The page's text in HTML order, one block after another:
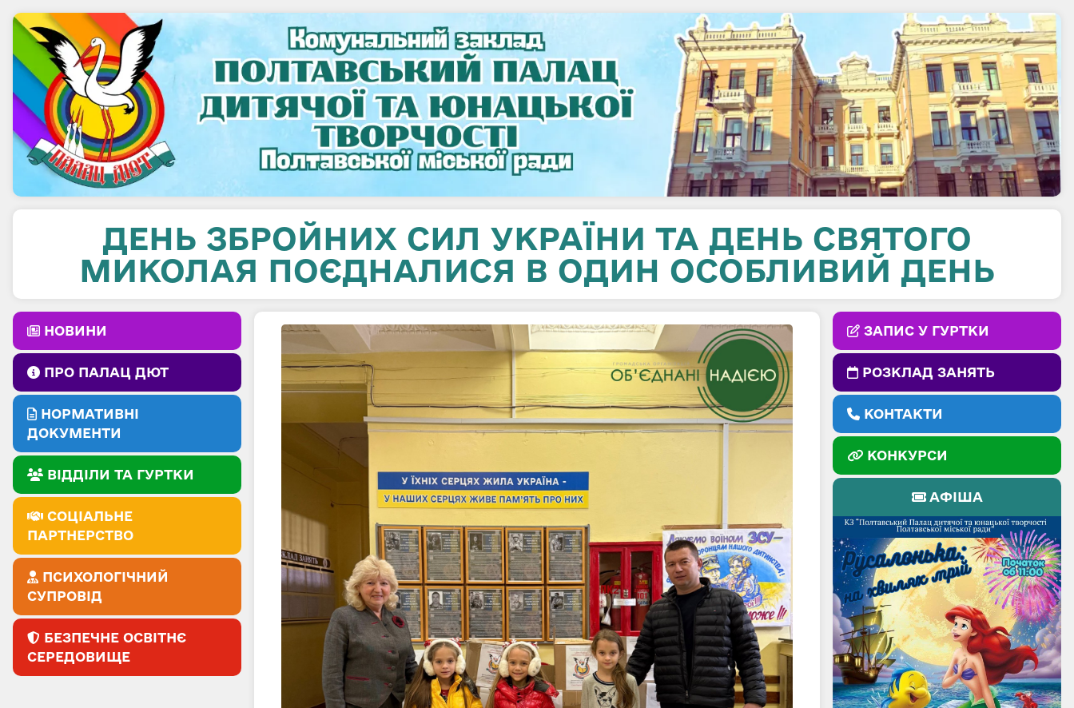
НОВИНИ
ПРО ПАЛАЦ ДЮТ
НОРМАТИВНІ
ДОКУМЕНТИ
ВІДДІЛИ ТА ГУРТКИ
СОЦІАЛЬНЕ
ПАРТНЕРСТВО
ПСИХОЛОГІЧНИЙ
СУПРОВІД
БЕЗПЕЧНЕ ОСВІТНЄ
СЕРЕДОВИЩЕ
ЗАПИС У ГУРТКИ
РОЗКЛАД ЗАНЯТЬ
КОНТАКТИ
КОНКУРСИ
АФІША
ДЕНЬ ЗБРОЙНИХ СИЛ УКРАЇНИ ТА ДЕНЬ СВЯТОГО
МИКОЛАЯ ПОЄДНАЛИСЯ В ОДИН ОСОБЛИВИЙ ДЕНЬ